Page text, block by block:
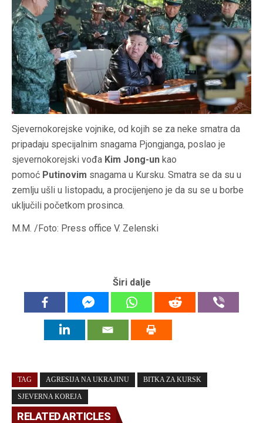
Sjevernokorejske vojnike, od kojih se za neke smatra da
pripadaju specijalnim snagama Pjongjanga, poslao je
sjevernokorejski vođa Kim Jong-un kao
pomoć Putinovim snagama u Kursku. Smatra se da su u
zemlju ušli u listopadu, a procijenjeno je da su se u borbe
uključili početkom prosinca.
M.M. /Foto: Press office V. Zelenski
Širi dalje
TAG AGRESIJA NA UKRAJINU BITKA ZA KURSK
SJEVERNA KOREJA
RELATED ARTICLES